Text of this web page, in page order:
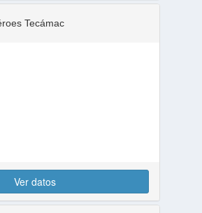
Tecámac
Ver datos